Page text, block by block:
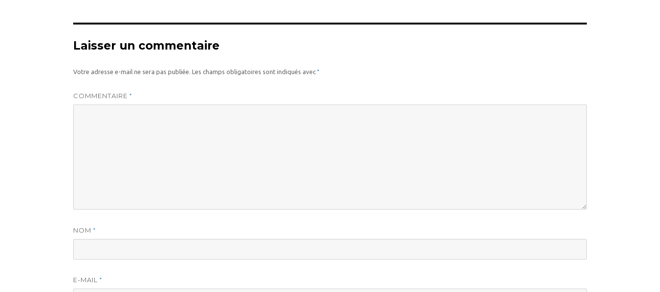
Laisser un commentaire
Votre adresse e-mail ne sera pas publiée. Les champs obligatoires sont indiqués avec *
COMMENTAIRE *
NOM *
E-MAIL *